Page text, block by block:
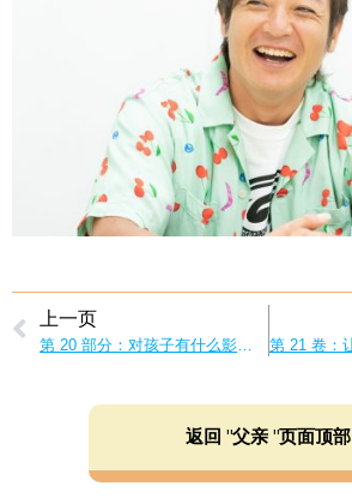
上一页
第 20 部分：对孩子有什么影响？在家也能玩得开心吗？露营带来的家庭笑容
返回 "父亲 "页面顶部